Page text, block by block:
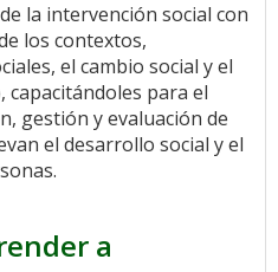
la intervención social con
los contextos,
el cambio social y el
para el
gestión y evaluación de
el desarrollo social y el
a